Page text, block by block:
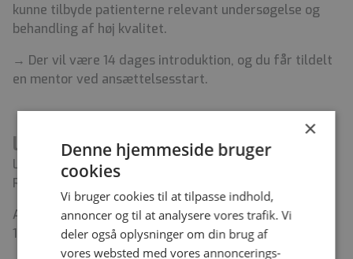
kunne tilbyde patienterne relevant undersøgelse og
behandling af høj kvalitet.
→ Der vil være 14 dages introduktion, og du får tildelt
en mentor ved ansættelsesstart.
Løn- og ansættelsesvilkår
Løn i henhold til overenskomst mellem Danske
Regioner og Danske Fysioterapeuter.
Arbejdstiden ligger primært i dagvagter fra kl. 8.00 –
16.00
×
Denne hjemmeside bruger
cookies
Vi bruger cookies til at tilpasse indhold,
annoncer og til at analysere vores trafik. Vi
deler også oplysninger om din brug af
vores websted med vores annoncerings-